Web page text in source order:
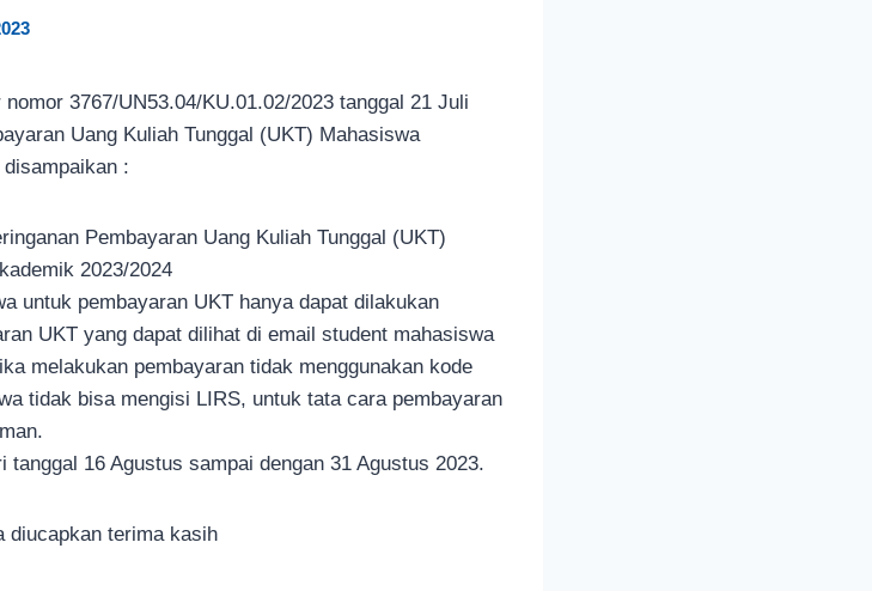
3767/UN53.04/KU.01.02/2023 tanggal 21 Juli
Uang Kuliah Tunggal (UKT) Mahasiswa
:
Pembayaran Uang Kuliah Tunggal (UKT)
2023/2024
untuk pembayaran UKT hanya dapat dilakukan
UKT yang dapat dilihat di email student mahasiswa
melakukan pembayaran tidak menggunakan kode
tidak bisa mengisi LIRS, untuk tata cara pembayaran
16 Agustus sampai dengan 31 Agustus 2023.
diucapkan terima kasih